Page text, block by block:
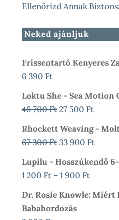
Ellenőrizd Annak
Neked ajánljuk
Frissentartó Kenyeres
6 390 Ft
Loktu She - Sea Motion
46 700Ft Original
700 Ft.
27 500 FtCurrent
Is:
500
Rhockett Weaving -
67 300FtOriginal
300 Ft.
33 900 Ft
Price
900
Lupilu - Hosszúkendő
1 200 Ft – 1 900 Ft
Dr. Rosie Knowle: Miért
Babahordozás